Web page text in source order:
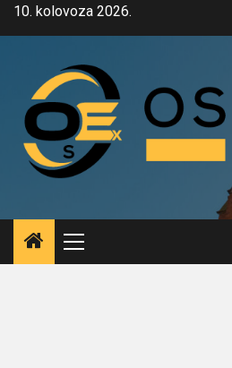
Skip10. kolovoza 2026.
Primary
Menu